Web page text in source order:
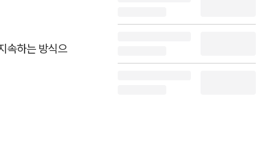
속하는 방식으